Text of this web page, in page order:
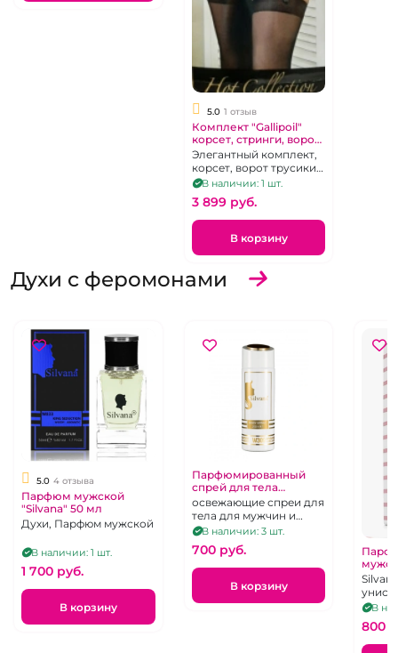
5.0 1 отзыв
Комплект "Gallipoil"
корсет, стринги, ворот
размер M
Элегантный комплект,
корсет, ворот трусики-
стринги, размер М
В наличии: 1 шт.
3 899 pуб.
В корзину
Духи с феромонами
5.0 4 отзыва
Парфюм мужской
"Silvana" 50 мл
Духи, Парфюм мужской
В наличии: 1 шт.
1 700 pуб.
В корзину
Парфюмированный
спрей для тела
"Silvana" 200 мл
освежающие спреи для
тела для мужчин и
женщин с приятным
ароматом в
ассортименте
В наличии: 3 шт.
700 pуб.
В корзину
В
800